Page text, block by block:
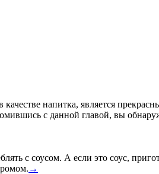
напитка, является
с данной главой, вы
с соусом. А если это соус,
→